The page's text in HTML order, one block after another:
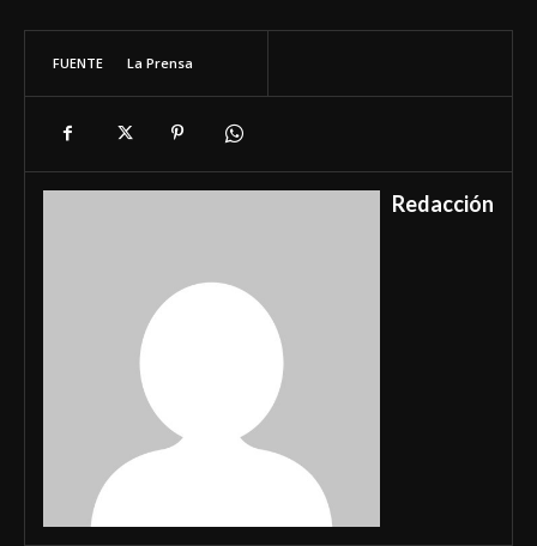
FUENTE La Prensa
Redacción